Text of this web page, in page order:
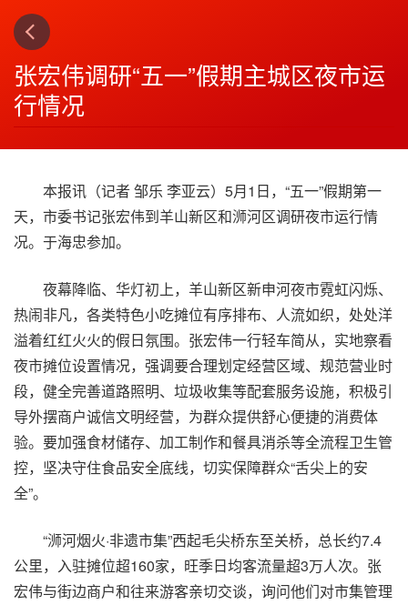
张宏伟调研“五一”假期主城区夜市运
行情况
本报讯（记者 邹乐 李亚云）5月1日，“五一”假期第一
天，市委书记张宏伟到羊山新区和浉河区调研夜市运行情
况。于海忠参加。
夜幕降临、华灯初上，羊山新区新申河夜市霓虹闪烁、
热闹非凡，各类特色小吃摊位有序排布、人流如织，处处洋
溢着红红火火的假日氛围。张宏伟一行轻车简从，实地察看
夜市摊位设置情况，强调要合理划定经营区域、规范营业时
段，健全完善道路照明、垃圾收集等配套服务设施，积极引
导外摆商户诚信文明经营，为群众提供舒心便捷的消费体
验。要加强食材储存、加工制作和餐具消杀等全流程卫生管
控，坚决守住食品安全底线，切实保障群众“舌尖上的安
全”。
“浉河烟火·非遗市集”西起毛尖桥东至关桥，总长约7.4
公里，入驻摊位超160家，旺季日均客流量超3万人次。张
宏伟与街边商户和往来游客亲切交谈，询问他们对市集管理